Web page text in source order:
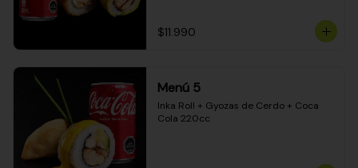
$11.990
Menú 5
Inka Roll + Gyozas de Cerdo + Coca
Cola 220cc